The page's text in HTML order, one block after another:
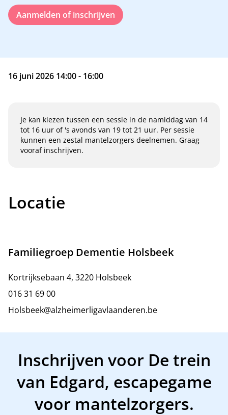
Aanmelden of inschrijven
16 juni 2026 14:00 - 16:00
Je kan kiezen tussen een sessie in de namiddag van 14
tot 16 uur of 's avonds van 19 tot 21 uur. Per sessie
kunnen een zestal mantelzorgers deelnemen. Graag
vooraf inschrijven.
Locatie
Familiegroep Dementie Holsbeek
Kortrijksebaan 4, 3220 Holsbeek
016 31 69 00
Holsbeek@alzheimerligavlaanderen.be
Inschrijven voor De trein
van Edgard, escapegame
voor mantelzorgers.